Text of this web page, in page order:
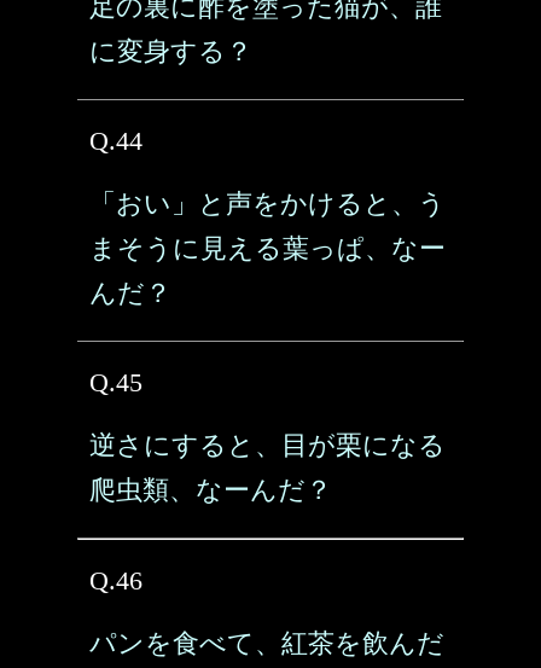
足の裏に酢を塗った猫が、誰
に変身する？
Q.44
「おい」と声をかけると、う
まそうに見える葉っぱ、なー
んだ？
Q.45
逆さにすると、目が栗になる
爬虫類、なーんだ？
Q.46
パンを食べて、紅茶を飲んだ